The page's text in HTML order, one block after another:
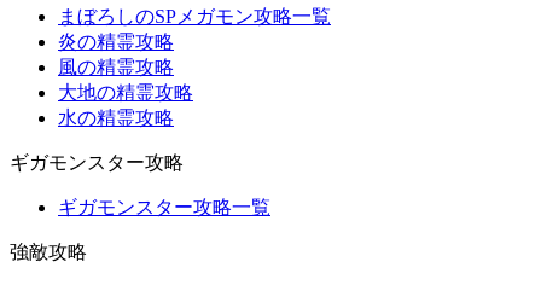
まぼろしのSPメガモン攻略一覧
炎の精霊攻略
風の精霊攻略
大地の精霊攻略
水の精霊攻略
ギガモンスター攻略
ギガモンスター攻略一覧
強敵攻略